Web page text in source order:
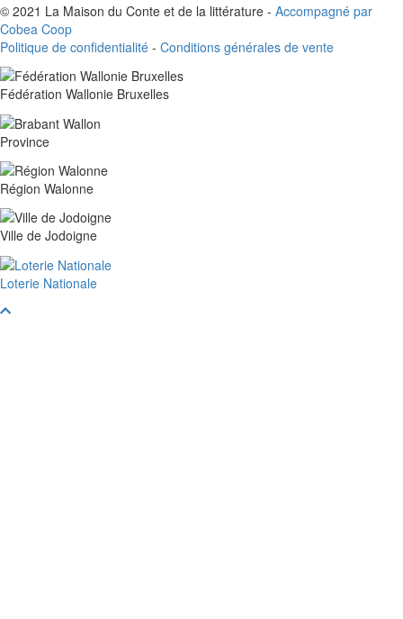
© 2021 La Maison du Conte et de la littérature - Accompagné par
Cobea Coop
Politique de confidentialité - Conditions générales de vente
Fédération Wallonie Bruxelles
Province
Région Walonne
Ville de Jodoigne
Loterie Nationale
Faire